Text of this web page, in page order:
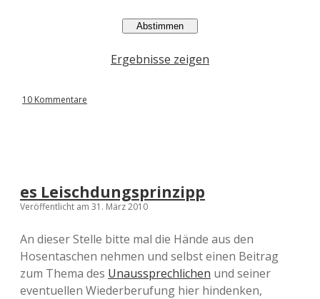
Ergebnisse zeigen
10 Kommentare
es Leischdungsprinzipp
Veröffentlicht am 31. März 2010
An dieser Stelle bitte mal die Hände aus den
Hosentaschen nehmen und selbst einen Beitrag
zum Thema des Unaussprechlichen und seiner
eventuellen Wiederberufung hier hindenken,